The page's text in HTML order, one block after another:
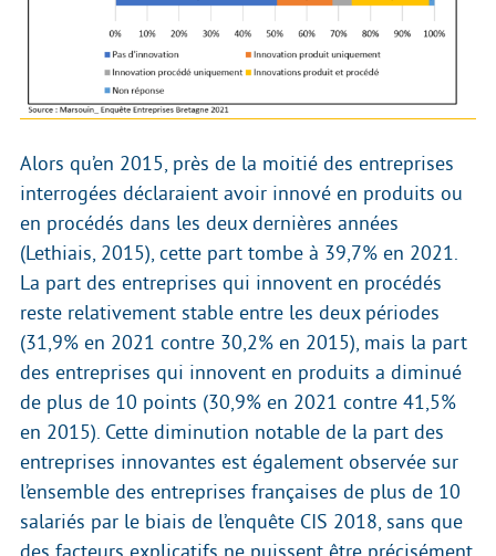
Alors qu’en 2015, près de la moitié des entreprises
interrogées déclaraient avoir innové en produits ou
en procédés dans les deux dernières années
(Lethiais, 2015), cette part tombe à 39,7% en 2021.
La part des entreprises qui innovent en procédés
reste relativement stable entre les deux périodes
(31,9% en 2021 contre 30,2% en 2015), mais la part
des entreprises qui innovent en produits a diminué
de plus de 10 points (30,9% en 2021 contre 41,5%
en 2015). Cette diminution notable de la part des
entreprises innovantes est également observée sur
l’ensemble des entreprises françaises de plus de 10
salariés par le biais de l’enquête CIS 2018, sans que